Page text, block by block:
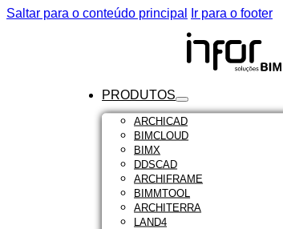
Saltar para o conteúdo principal Ir para o footer
PRODUTOS
ARCHICAD
BIMCLOUD
BIMX
DDSCAD
ARCHIFRAME
BIMMTOOL
ARCHITERRA
LAND4